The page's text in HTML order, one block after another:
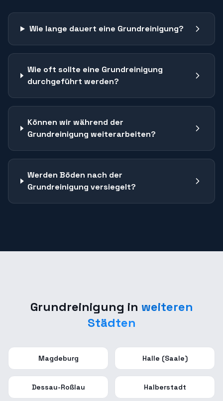
Wie lange dauert eine Grundreinigung?
Wie oft sollte eine Grundreinigung
durchgeführt werden?
Können wir während der
Grundreinigung weiterarbeiten?
Werden Böden nach der
Grundreinigung versiegelt?
Grundreinigung in weiteren
Städten
Magdeburg Halle (Saale)
Dessau-Roßlau Halberstadt